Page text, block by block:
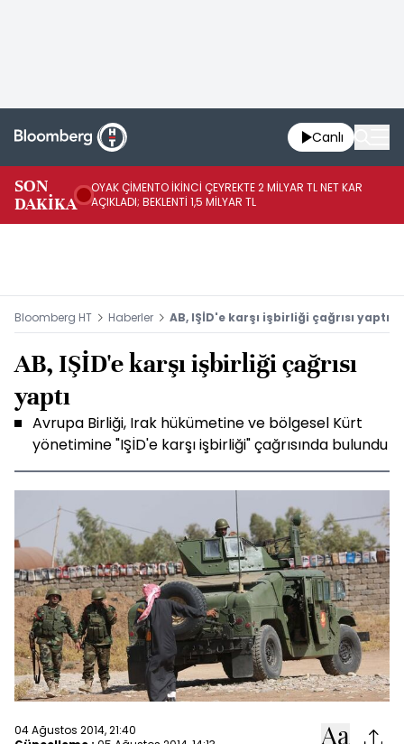
Canlı
SON
DAKİKA
OYAK ÇİMENTO İKİNCİ ÇEYREKTE 2 MİLYAR TL NET KAR
AÇIKLADI; BEKLENTİ 1,5 MİLYAR TL
Bloomberg HT Haberler AB, IŞİD'e karşı işbirliği çağrısı yaptı
AB, IŞİD'e karşı işbirliği çağrısı
yaptı
Avrupa Birliği, Irak hükümetine ve bölgesel Kürt
yönetimine "IŞİD'e karşı işbirliği" çağrısında bulundu
04 Ağustos 2014, 21:40